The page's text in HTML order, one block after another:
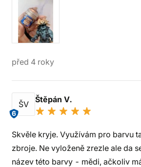
před 4 roky
ŠV
6
Štěpán V.
Skvěle kryje. Využívám pro barvu
zbroje. Ne vyloženě zrezle ale da
název této barvy - mědi, ačkoliv